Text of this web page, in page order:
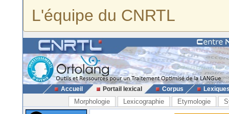
L'équipe du CNRTL
Accueil Portail lexical Corpus
Morphologie Lexicographie Etymologie